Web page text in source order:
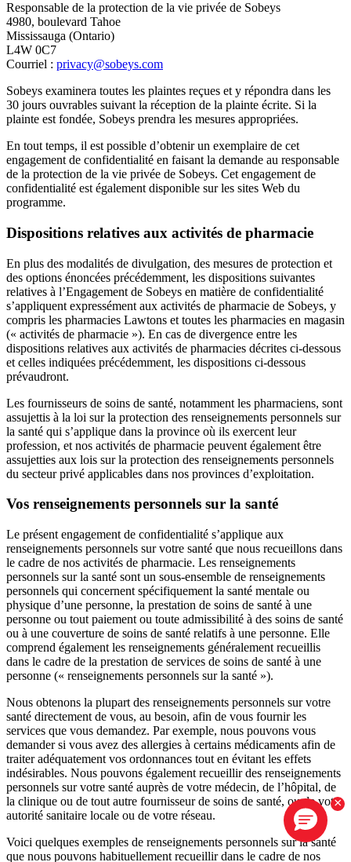
Responsable de la protection de la vie privée de Sobeys
4980, boulevard Tahoe
Mississauga (Ontario)
L4W 0C7
Courriel : privacy@sobeys.com
Sobeys examinera toutes les plaintes reçues et y répondra dans les
30 jours ouvrables suivant la réception de la plainte écrite. Si la
plainte est fondée, Sobeys prendra les mesures appropriées.
En tout temps, il est possible d’obtenir un exemplaire de cet
engagement de confidentialité en faisant la demande au responsable
de la protection de la vie privée de Sobeys. Cet engagement de
confidentialité est également disponible sur les sites Web du
programme.
Dispositions relatives aux activités de pharmacie
En plus des modalités de divulgation, des mesures de protection et
des options énoncées précédemment, les dispositions suivantes
relatives à l’Engagement de Sobeys en matière de confidentialité
s’appliquent expressément aux activités de pharmacie de Sobeys, y
compris les pharmacies Lawtons et toutes les pharmacies en magasin
(« activités de pharmacie »). En cas de divergence entre les
dispositions relatives aux activités de pharmacies décrites ci-dessous
et celles indiquées précédemment, les dispositions ci-dessous
prévaudront.
Les fournisseurs de soins de santé, notamment les pharmaciens, sont
assujettis à la loi sur la protection des renseignements personnels sur
la santé qui s’applique dans la province où ils exercent leur
profession, et nos activités de pharmacie peuvent également être
assujetties aux lois sur la protection des renseignements personnels
du secteur privé applicables dans nos provinces d’exploitation.
Vos renseignements personnels sur la santé
Le présent engagement de confidentialité s’applique aux
renseignements personnels sur votre santé que nous recueillons dans
le cadre de nos activités de pharmacie. Les renseignements
personnels sur la santé sont un sous-ensemble de renseignements
personnels qui concernent spécifiquement la santé mentale ou
physique d’une personne, la prestation de soins de santé à une
personne ou tout paiement ou toute admissibilité à des soins de santé
ou à une couverture de soins de santé relatifs à une personne. Elle
comprend également les renseignements généralement recueillis
dans le cadre de la prestation de services de soins de santé à une
personne (« renseignements personnels sur la santé »).
Nous obtenons la plupart des renseignements personnels sur votre
santé directement de vous, au besoin, afin de vous fournir les
services que vous demandez. Par exemple, nous pouvons vous
demander si vous avez des allergies à certains médicaments afin de
traiter adéquatement vos ordonnances tout en évitant les effets
indésirables. Nous pouvons également recueillir des renseignements
personnels sur votre santé auprès de votre médecin, de l’hôpital, de
la clinique ou de tout autre fournisseur de soins de santé, ou de votre
autorité sanitaire locale ou de votre réseau.
Voici quelques exemples de renseignements personnels sur la santé
que nous pouvons habituellement recueillir dans le cadre de nos
×